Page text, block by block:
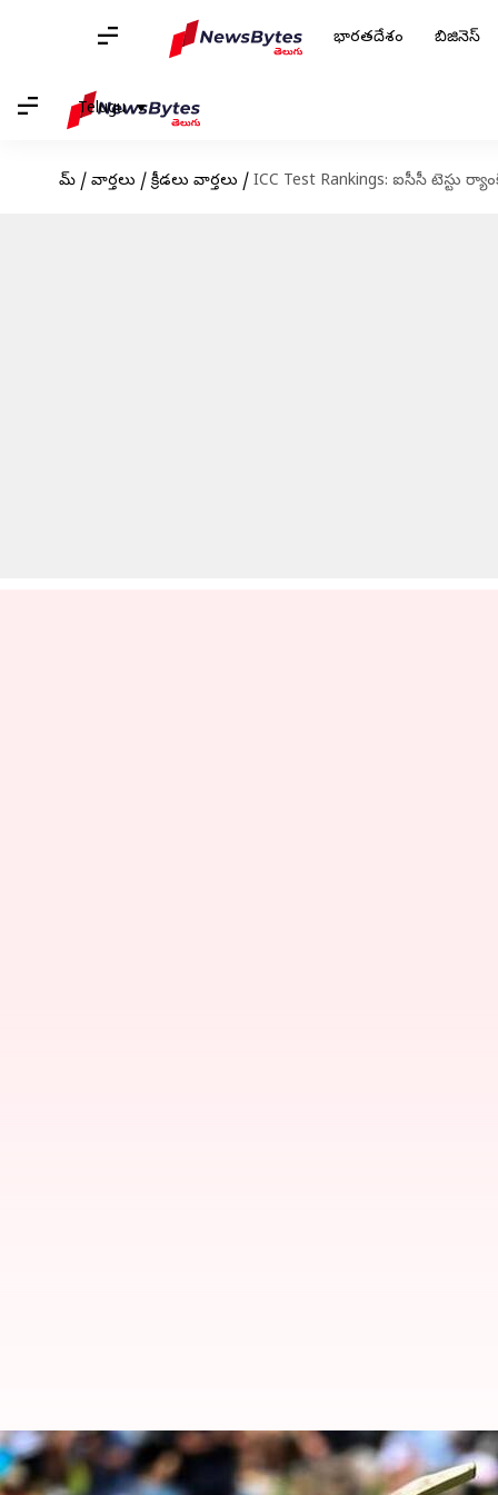
భారతదేశం బిజినెస్
Telugu
హోమ్ / వార్తలు / క్రీడలు వార్తలు / ICC Test Rankings: ఐసీసీ టెస్టు
ICC Test Rankings: ఐసీసీ